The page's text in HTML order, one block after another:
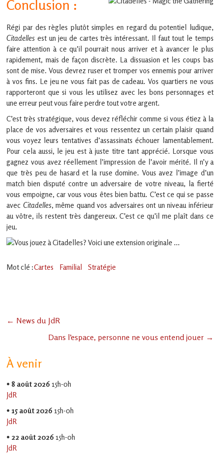
Conclusion :
Régi par des règles plutôt simples en regard du potentiel ludique,
Citadelles est un jeu de cartes très intéressant. Il faut tout le temps
faire attention à ce qu’il pourrait nous arriver et à avancer le plus
rapidement, mais de façon discrète. La dissuasion et les coups bas
sont de mise. Vous devrez ruser et tromper vos ennemis pour arriver
à vos fins. Le jeu ne vous fait pas de cadeau. Vos quartiers ne vous
rapporteront que si vous les utilisez avec les bons personnages et
une erreur peut vous faire perdre tout votre argent.
C’est très stratégique, vous devez réfléchir comme si vous étiez à la
place de vos adversaires et vous ressentez un certain plaisir quand
vous voyez leurs tentatives d’assassinats échouer lamentablement.
Pour cela aussi, le jeu est à juste titre tant apprécié. Lorsque vous
gagnez vous avez réellement l’impression de l’avoir mérité. Il n’y a
que très peu de hasard et la ruse domine. Vous avez l’image d’un
match bien disputé contre un adversaire de votre niveau, la fierté
vous empoigne, car vous vous êtes bien battu. C’est ce qui se passe
avec Citadelles, même quand vos adversaires ont un niveau inférieur
au vôtre, ils restent très dangereux. C’est ce qu’il me plaît dans ce
jeu.
Mot clé :Cartes Familial Stratégie
← News du JdR
Dans l’espace, personne ne vous entend jouer →
À venir
• 8 août 2026 15h-0h
JdR
•15 août 2026 15h-0h
JdR
• 22 août 2026 15h-0h
JdR